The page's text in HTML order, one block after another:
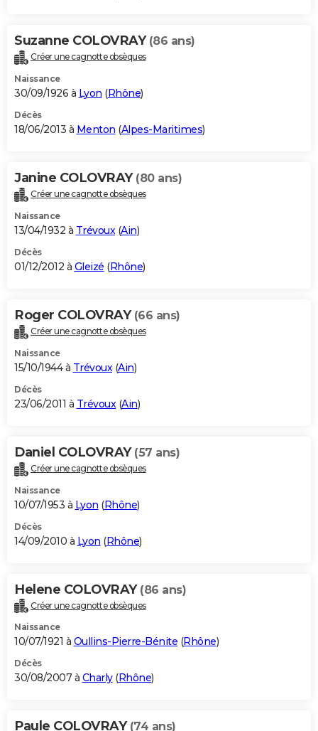
Suzanne COLOVRAY (86 ans)
Créer une cagnotte obsèques
Naissance
30/09/1926 à Lyon (Rhône)
Décès
18/06/2013 à Menton (Alpes-Maritimes)
Janine COLOVRAY (80 ans)
Créer une cagnotte obsèques
Naissance
13/04/1932 à Trévoux(Ain)
Décès
01/12/2012 à Gleizé (Rhône)
Roger COLOVRAY (66 ans)
Créer une cagnotte obsèques
Naissance
15/10/1944 à Trévoux(Ain)
Décès
23/06/2011 à Trévoux(Ain)
Daniel COLOVRAY (57 ans)
Créer une cagnotte obsèques
Naissance
10/07/1953 à Lyon (Rhône)
Décès
14/09/2010 à Lyon (Rhône)
Helene COLOVRAY (86 ans)
Créer une cagnotte obsèques
Naissance
10/07/1921 à Oullins-Pierre-Bénite (Rhône)
Décès
30/08/2007 à Charly(Rhône)
Paule COLOVRAY (74 ans)